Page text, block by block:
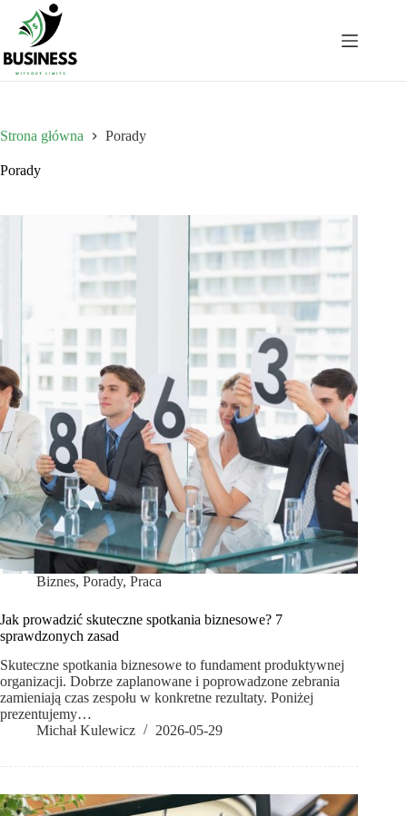
Przejdź
treści
Strona główna Porady
Porady
Biznes, Porady, Praca
Jak prowadzić skuteczne spotkania biznesowe? 7
sprawdzonych zasad
Skuteczne spotkania biznesowe to fundament produktywnej
organizacji. Dobrze zaplanowane i poprowadzone zebrania
zamieniają czas zespołu w konkretne rezultaty. Poniżej
prezentujemy…
Michał Kulewicz
2026-05-29